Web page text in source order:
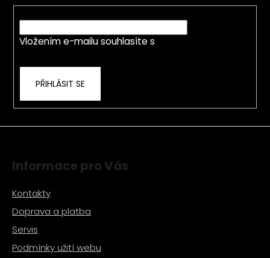
Vložením e-mailu souhlasíte s
PŘIHLÁSIT SE
Informace pro Vás
Kontakty
Doprava a platba
Servis
Podmínky užití webu